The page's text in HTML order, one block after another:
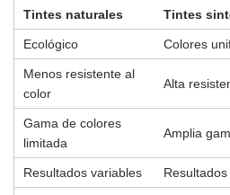
Tintes naturales Tintes
Ecológico Colores
Menos resistente al
color
Alta
Gama de colores
limitada
Amplia
Resultados variables